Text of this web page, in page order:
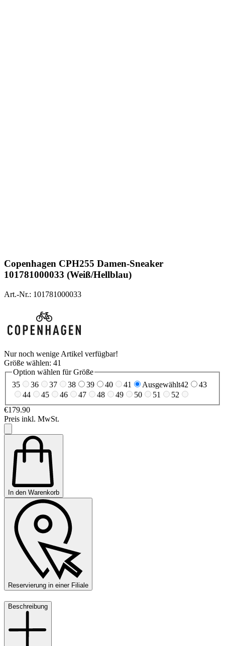
Copenhagen CPH255 Damen-Sneaker
101781000033 (Weiß/Hellblau)
Art.-Nr.: 101781000033
Nur noch wenige Artikel verfügbar!
Größe wählen: 41
Option wählen für Größe
35
36 37 38 39 40 41 Ausgewählt42
43
44
45 46 47 48 49 50 51
52
€179.90
Preis inkl. MwSt.
In den Warenkorb
Reservierung in einer Filiale
Beschreibung